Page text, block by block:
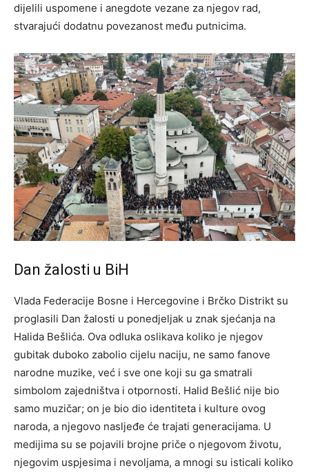
dijelili uspomene i anegdote vezane za njegov rad,
stvarajući dodatnu povezanost među putnicima.
Dan žalosti u BiH
Vlada Federacije Bosne i Hercegovine i Brčko Distrikt su
proglasili Dan žalosti u ponedjeljak u znak sjećanja na
Halida Bešlića. Ova odluka oslikava koliko je njegov
gubitak duboko zabolio cijelu naciju, ne samo fanove
narodne muzike, već i sve one koji su ga smatrali
simbolom zajedništva i otpornosti. Halid Bešlić nije bio
samo muzičar; on je bio dio identiteta i kulture ovog
naroda, a njegovo nasljeđe će trajati generacijama. U
medijima su se pojavili brojne priče o njegovom životu,
njegovim uspjesima i nevoljama, a mnogi su isticali koliko